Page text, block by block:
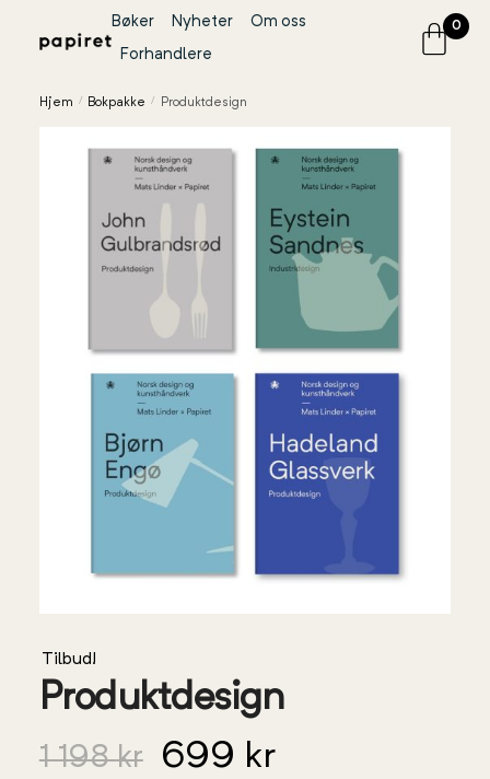
Bøker Nyheter
Om oss
Forhandlere
0
Hjem / Bokpakke / Produktdesign
Tilbud!
Produktdesign
1 198kr 699 kr